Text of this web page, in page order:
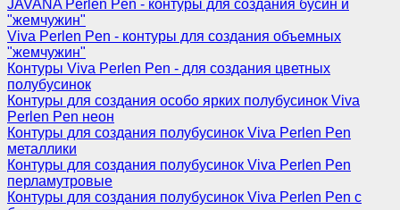
JAVANA Perlen Pen - контуры для создания бусин и
"жемчужин"
Viva Perlen Pen - контуры для создания объемных
"жемчужин"
Контуры Viva Perlen Pen - для создания цветных
полубусинок
Контуры для создания особо ярких полубусинок Viva
Perlen Pen неон
Контуры для создания полубусинок Viva Perlen Pen
металлики
Контуры для создания полубусинок Viva Perlen Pen
перламутровые
Контуры для создания полубусинок Viva Perlen Pen с